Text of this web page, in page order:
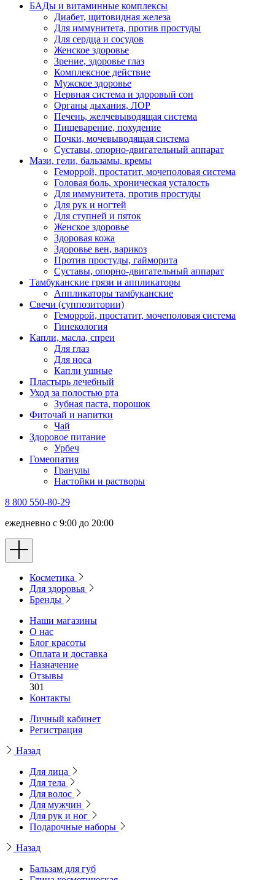
БАДы и витаминные комплексы
Диабет, щитовидная железа
Для иммунитета, против простуды
Для сердца и сосудов
Женское здоровье
Зрение, здоровье глаз
Комплексное действие
Мужское здоровье
Нервная система и здоровый сон
Органы дыхания, ЛОР
Печень, желчевыводящая система
Пищеварение, похудение
Почки, мочевыводящая система
Суставы, опорно-двигательный аппарат
Мази, гели, бальзамы, кремы
Геморрой, простатит, мочеполовая система
Головая боль, хроническая усталость
Для иммунитета, против простуды
Для рук и ногтей
Для ступней и пяток
Женское здоровье
Здоровая кожа
Здоровье вен, варикоз
Против простуды, гайморита
Суставы, опорно-двигательный аппарат
Тамбуканские грязи и аппликаторы
Аппликаторы тамбуканские
Свечи (суппозитории)
Геморрой, простатит, мочеполовая система
Гинекология
Капли, масла, спреи
Для глаз
Для носа
Капли ушные
Пластырь лечебный
Уход за полостью рта
Зубная паста, порошок
Фиточай и напитки
Чай
Здоровое питание
Урбеч
Гомеопатия
Гранулы
Настойки и растворы
8 800 550-80-29
ежедневно с 9:00 до 20:00
Косметика
Для здоровья
Бренды
Наши магазины
О нас
Блог красоты
Оплата и доставка
Назначение
Отзывы
301
Контакты
Личный кабинет
Регистрация
Назад
Для лица
Для тела
Для волос
Для мужчин
Для рук и ног
Подарочные наборы
Назад
Бальзам для губ